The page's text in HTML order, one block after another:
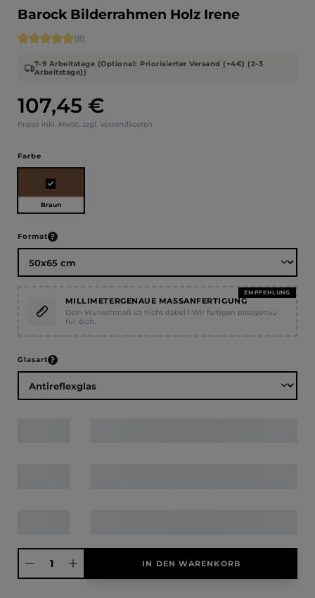
Barock Bilderrahmen Holz Irene
Regulärer Preis:
107,45 €
Preise inkl. MwSt. zzgl. Versandkosten
Durchschnittliche Bewertung von 5 von 5 Sternen
(8)
7-9 Arbeitstage (Optional: Priorisierter Versand (+4€) (2-3
Arbeitstage))
Farbeauswählen
Braun
Formatauswählen
EMPFEHLUNG
MILLIMETERGENAUE MASSANFERTIGUNG
Dein Wunschmaß ist nicht dabei? Wir fertigen passgenau
für dich.
Glasartauswählen
IN DEN WARENKORB